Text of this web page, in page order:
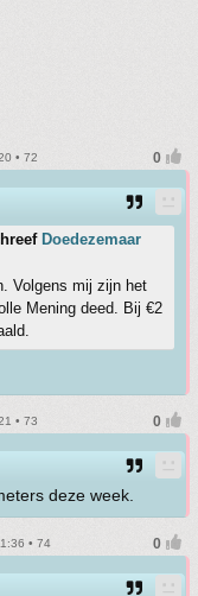
• 72
Doedezemaar
Volgens mij zijn het
Mening deed. Bij €2
• 73
deze week.
• 74